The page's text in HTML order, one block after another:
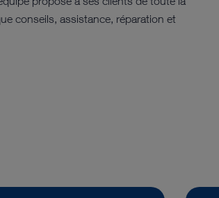
conseils, assistance, réparation et